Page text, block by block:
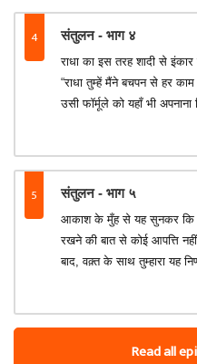
4 संतुलन - भाग ४
राधा का इस तरह शादी से
“राधा तुम्हें मैंने बचपन से हर
उसी फॉर्मूले को यहाँ भी
5 संतुलन - भाग ५
आकाश के मुँह से यह सुनकर कि उसे
रखने की बात से कोई आपत्ति
बाद, वक़्त के साथ तुम्हारा यह
Read all